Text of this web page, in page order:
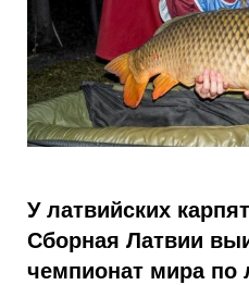
У латвийских
Сборная Латвии
чемпионат мира по